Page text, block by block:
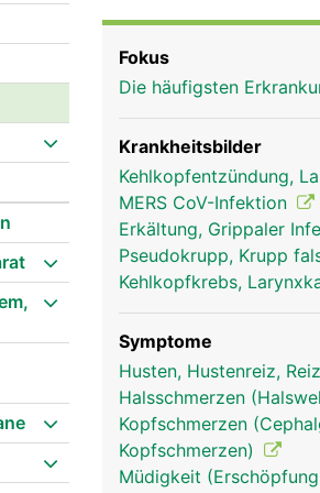
Fremdkörper wie
beweglichen
entweder geschluckt
Fokus
Die häufigsten
Krankheitsbilder
Kehlkopfentzündung,
MERS CoV-Infektion
Erkältung, Grippaler
Pseudokrupp, Krupp
Kehlkopfkrebs,
Symptome
Husten, Hustenreiz,
Halsschmerzen
Kopfschmerzen
Kopfschmerzen)
Müdigkeit